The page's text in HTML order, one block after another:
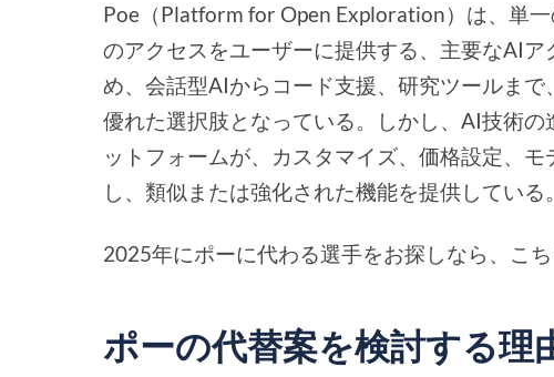
Poe（Platform for Open Exploration）は、単
のアクセスをユーザーに提供する、主要なAI
め、会話型AIからコード支援、研究ツールま
優れた選択肢となっている。しかし、AI技術
ットフォームが、カスタマイズ、価格設定、
し、類似または強化された機能を提供している。
2025年にポーに代わる選手をお探しなら、こち
ポーの代替案を検討する理